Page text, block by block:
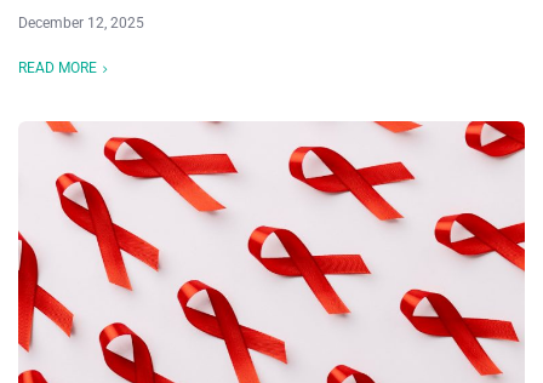
December 12, 2025
READ MORE